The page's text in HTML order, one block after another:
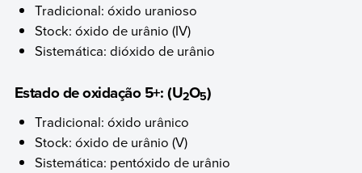
Tradicional: óxido uranioso
Stock: óxido de urânio (IV)
Sistemática: dióxido de urânio
Estado de oxidação 5+: (U2O5)
Tradicional: óxido urânico
Stock: óxido de urânio (V)
Sistemática: pentóxido de urânio